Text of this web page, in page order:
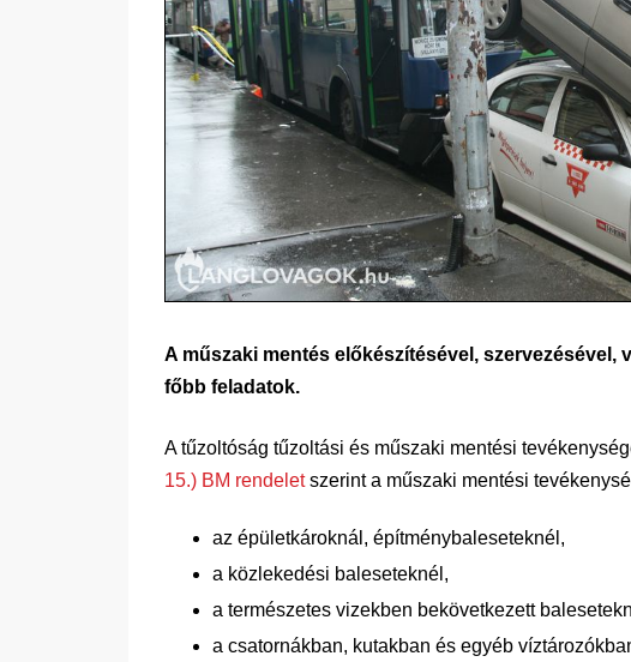
A műszaki mentés előkészítésével,
főbb feladatok.
A tűzoltóság tűzoltási és műszaki mentési
15.) BM rendeletszerint a műszaki mentési
az épületkároknál, építménybaleseteknél,
a közlekedési baleseteknél,
a természetes vizekben bekövetkezett
a csatornákban, kutakban és egyéb